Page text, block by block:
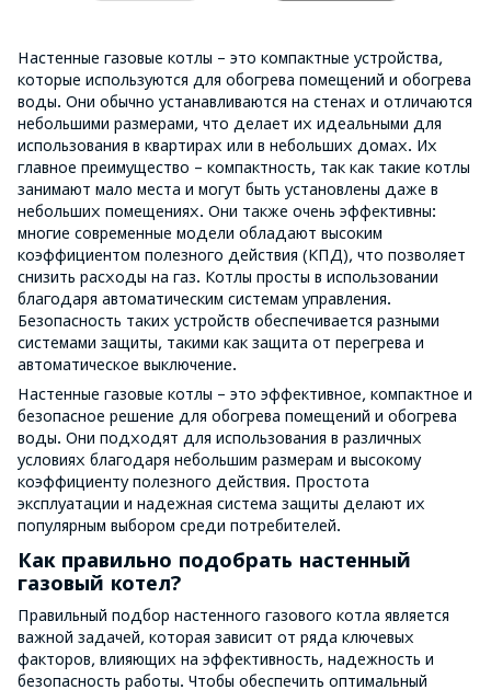
Настенные газовые котлы – это компактные устройства,
которые используются для обогрева помещений и обогрева
воды. Они обычно устанавливаются на стенах и отличаются
небольшими размерами, что делает их идеальными для
использования в квартирах или в небольших домах. Их
главное преимущество – компактность, так как такие котлы
занимают мало места и могут быть установлены даже в
небольших помещениях. Они также очень эффективны:
многие современные модели обладают высоким
коэффициентом полезного действия (КПД), что позволяет
снизить расходы на газ. Котлы просты в использовании
благодаря автоматическим системам управления.
Безопасность таких устройств обеспечивается разными
системами защиты, такими как защита от перегрева и
автоматическое выключение.
Настенные газовые котлы – это эффективное, компактное и
безопасное решение для обогрева помещений и обогрева
воды. Они подходят для использования в различных
условиях благодаря небольшим размерам и высокому
коэффициенту полезного действия. Простота
эксплуатации и надежная система защиты делают их
популярным выбором среди потребителей.
Как правильно подобрать настенный
газовый котел?
Правильный подбор настенного газового котла является
важной задачей, которая зависит от ряда ключевых
факторов, влияющих на эффективность, надежность и
безопасность работы. Чтобы обеспечить оптимальный